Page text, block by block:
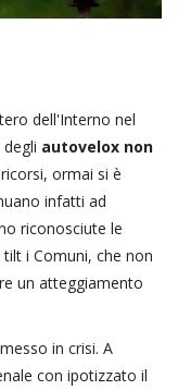
dell'Interno nel
autovelox non
ormai si è
infatti ad
riconosciute le
i Comuni, che non
un atteggiamento
in crisi. A
con ipotizzato il